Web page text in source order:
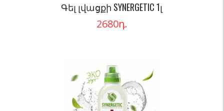
Գել լվացքի SYNERGETIC 1լ
2680դ.